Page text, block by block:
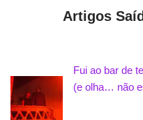
Artigos
Fui ao bar de
(e olha… não